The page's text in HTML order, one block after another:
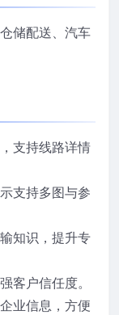
储配送、汽车
支持线路详情
支持多图与参
知识，提升专
客户信任度。
业信息，方便